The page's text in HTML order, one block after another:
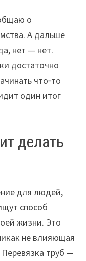
о
А дальше
нет — нет.
достаточно
что‑то
один итог
делать
для людей,
способ
жизни. Это
не влияющая
труб —